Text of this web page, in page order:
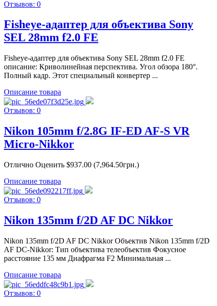
Отзывов: 0
Fisheye-адаптер для объектива Sony
SEL 28mm f2.0 FE
Fisheye-адаптер для объектива Sony SEL 28mm f2.0 FE
описание: Криволинейная перспектива. Угол обзора 180°.
Полный кадр. Этот специальный конвертер ...
Описание товара
Отзывов: 0
Nikon 105mm f/2.8G IF-ED AF-S VR
Micro-Nikkor
Отлично Оценить $937.00 (7,964.50грн.)
Описание товара
Отзывов: 0
Nikon 135mm f/2D AF DC Nikkor
Nikon 135mm f/2D AF DC Nikkor Объектив Nikon 135mm f/2D
AF DC-Nikkor: Тип объектива телеобъектив Фокусное
расстояние 135 мм Диафрагма F2 Минимальная ...
Описание товара
Отзывов: 0